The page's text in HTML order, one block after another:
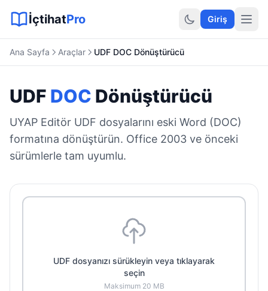
Hukuki Araçlar
İçtihatPro Giriş
Ana Sayfa Araçlar UDF DOC Dönüştürücü
UDF DOC Dönüştürücü
UYAP Editör UDF dosyalarını eski Word (DOC)
formatına dönüştürün. Office 2003 ve önceki
sürümlerle tam uyumlu.
UDF dosyanızı sürükleyin veya tıklayarak
seçin
Maksimum 20 MB